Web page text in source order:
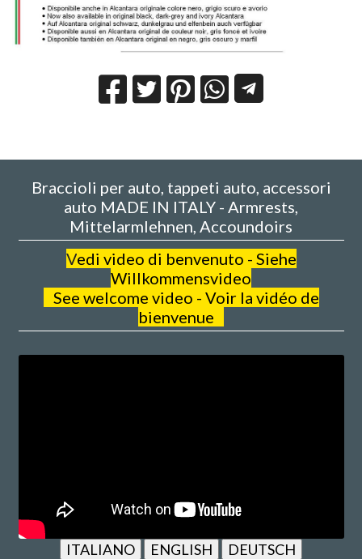
Braccioli per auto, tappeti auto, accessori
auto MADE IN ITALY - Armrests,
Mittelarmlehnen, Accoundoirs
Vedi video di benvenuto - Siehe
Willkommensvideo
See welcome video - Voir la vidéo de
bienvenue
ITALIANO ENGLISH
DEUTSCH